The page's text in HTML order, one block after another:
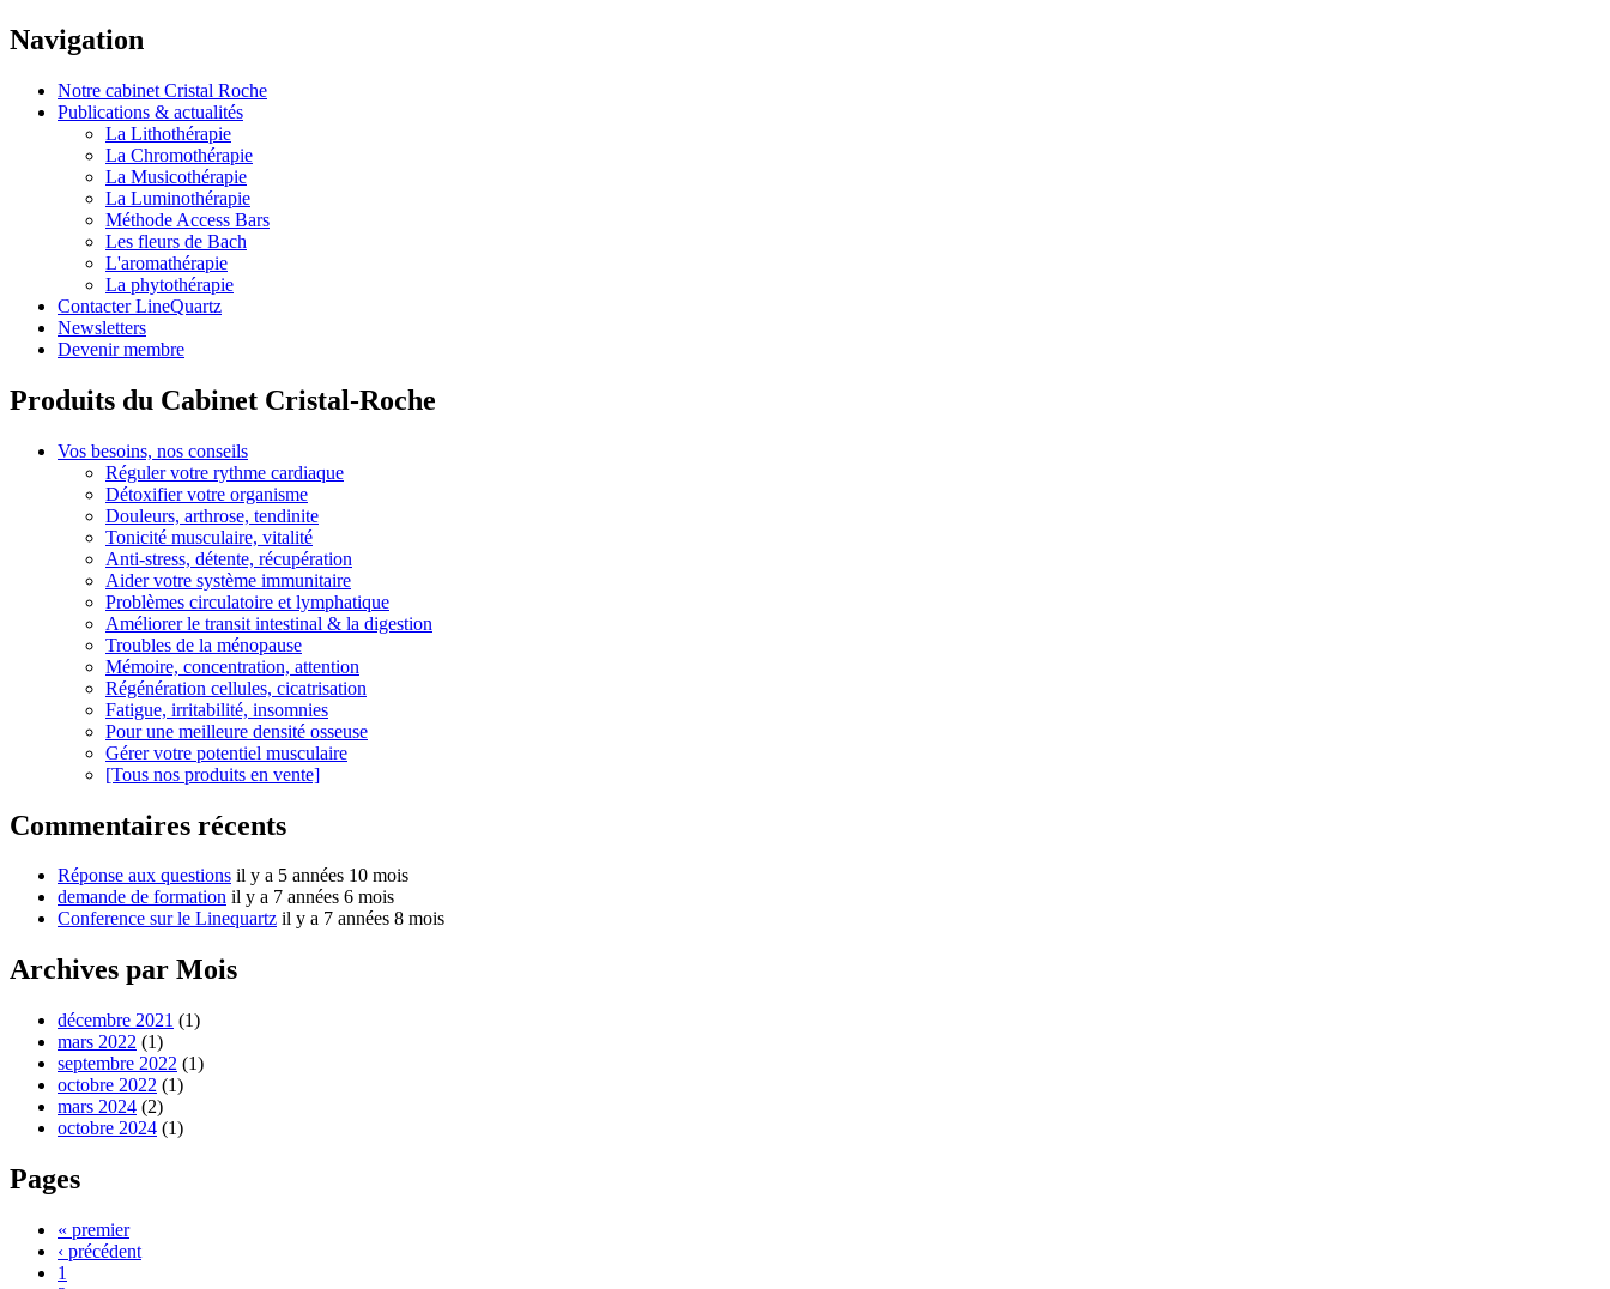
Navigation
Notre cabinet Cristal Roche
Publications & actualités
La Lithothérapie
La Chromothérapie
La Musicothérapie
La Luminothérapie
Méthode Access Bars
Les fleurs de Bach
L'aromathérapie
La phytothérapie
Contacter LineQuartz
Newsletters
Devenir membre
Produits du Cabinet Cristal-Roche
Vos besoins, nos conseils
Réguler votre rythme cardiaque
Détoxifier votre organisme
Douleurs, arthrose, tendinite
Tonicité musculaire, vitalité
Anti-stress, détente, récupération
Aider votre système immunitaire
Problèmes circulatoire et lymphatique
Améliorer le transit intestinal & la digestion
Troubles de la ménopause
Mémoire, concentration, attention
Régénération cellules, cicatrisation
Fatigue, irritabilité, insomnies
Pour une meilleure densité osseuse
Gérer votre potentiel musculaire
[Tous nos produits en vente]
Commentaires récents
Réponse aux questions il y a 5 années 10 mois
demande de formation il y a 7 années 6 mois
Conference sur le Linequartz il y a 7 années 8 mois
Archives par Mois
décembre 2021 (1)
mars 2022 (1)
septembre 2022 (1)
octobre 2022 (1)
mars 2024 (2)
octobre 2024 (1)
Pages
« premier
‹ précédent
1